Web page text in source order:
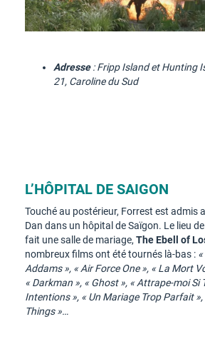
Adresse: Fripp Island et Hunting
21, Caroline du Sud
L’HÔPITAL DE SAIGON
Touché au postérieur, Forrest est admis
Dan dans un hôpital de Saïgon. Le lieu
fait une salle de mariage, The Ebell of
nombreux films ont été tournés là-bas :
Addams », « Air Force One », « La Mort
« Darkman », « Ghost », « Attrape-moi Si
Intentions », « Un Mariage Trop Parfait »,
Things »…